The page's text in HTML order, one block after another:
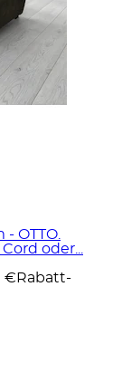
- OTTO.
oder...
€ Rabatt-